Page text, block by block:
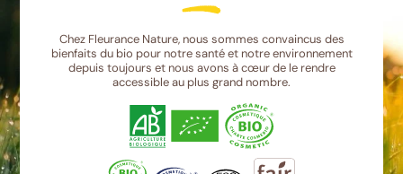
Chez Fleurance Nature, nous sommes convaincus des
bienfaits du bio pour notre santé et notre environnement
depuis toujours et nous avons à cœur de le rendre
accessible au plus grand nombre.